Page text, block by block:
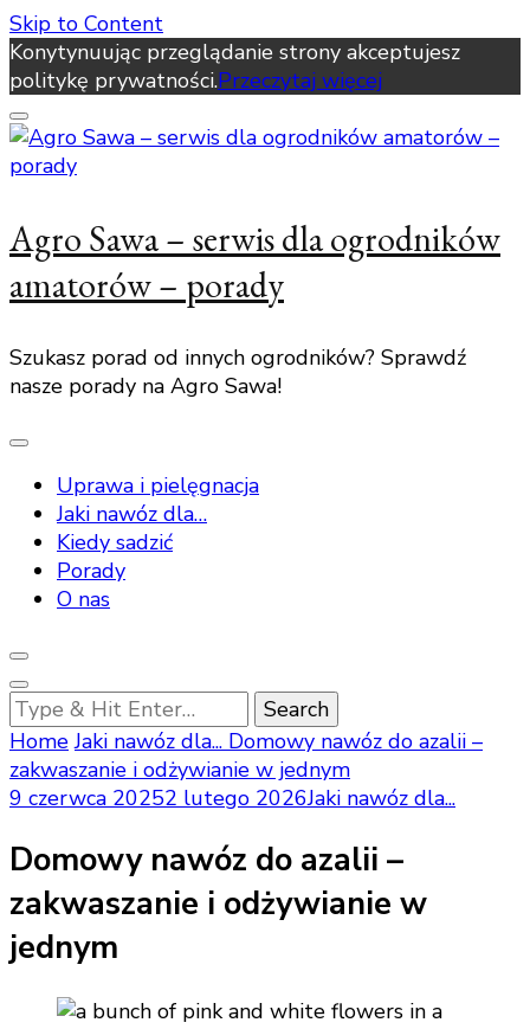
Skip to Content
Konytynuując przeglądanie strony akceptujesz
politykę prywatności.Przeczytaj więcej
Agro Sawa – serwis dla ogrodników
amatorów – porady
Szukasz porad od innych ogrodników? Sprawdź
nasze porady na Agro Sawa!
Uprawa i pielęgnacja
Jaki nawóz dla…
Kiedy sadzić
Porady
O nas
Looking
for
Something?
Home Jaki nawóz dla... Domowy nawóz do azalii –
zakwaszanie i odżywianie w jednym
9 czerwca 20252 lutego 2026Jaki nawóz dla...
Domowy nawóz do azalii –
zakwaszanie i odżywianie w
jednym